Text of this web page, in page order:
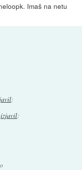
Imaš na netu
:
izjavil: